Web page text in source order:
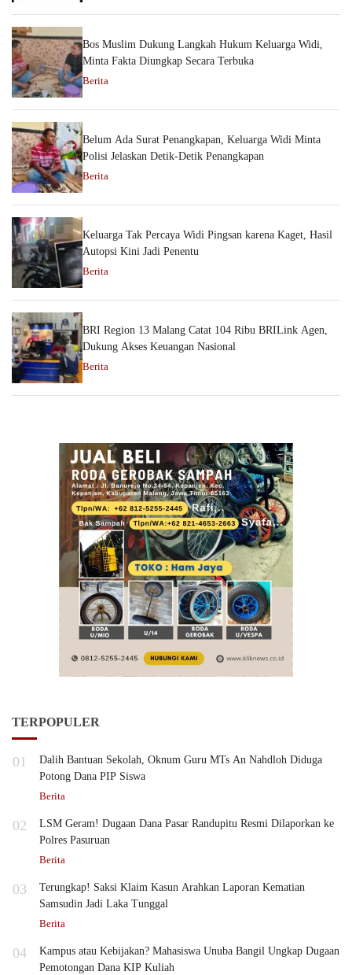
Bos Muslim Dukung Langkah Hukum Keluarga Widi,
Minta Fakta Diungkap Secara Terbuka
Berita
Belum Ada Surat Penangkapan, Keluarga Widi Minta
Polisi Jelaskan Detik-Detik Penangkapan
Berita
Keluarga Tak Percaya Widi Pingsan karena Kaget, Hasil
Autopsi Kini Jadi Penentu
Berita
BRI Region 13 Malang Catat 104 Ribu BRILink Agen,
Dukung Akses Keuangan Nasional
Berita
TERPOPULER
01
Dalih Bantuan Sekolah, Oknum Guru MTs An Nahdloh Diduga
Potong Dana PIP Siswa
Berita
02
LSM Geram! Dugaan Dana Pasar Randupitu Resmi Dilaporkan ke
Polres Pasuruan
Berita
03
Terungkap! Saksi Klaim Kasun Arahkan Laporan Kematian
Samsudin Jadi Laka Tunggal
Berita
04
Kampus atau Kebijakan? Mahasiswa Unuba Bangil Ungkap Dugaan
Pemotongan Dana KIP Kuliah